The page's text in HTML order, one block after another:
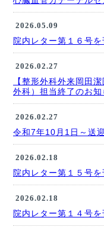
2026.05.09
院内レター第１６号
2026.02.27
【整形外科外来岡田
外科）担当終了のお知
2026.02.27
令和7年10月1日～送
2026.02.18
院内レター第１５号
2026.02.18
院内レター第１４号